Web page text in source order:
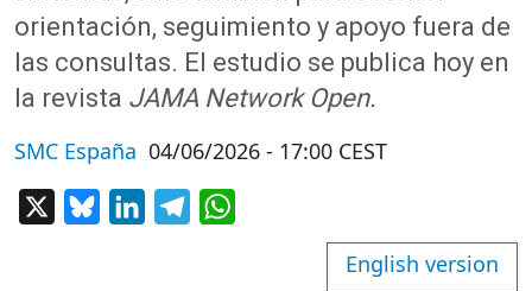
orientación, seguimiento y apoyo fuera de
las consultas. El estudio se publica hoy en
la revista JAMA Network Open.
SMC España 04/06/2026 - 17:00 CEST
BlueskyLinkedInTelegram
English version